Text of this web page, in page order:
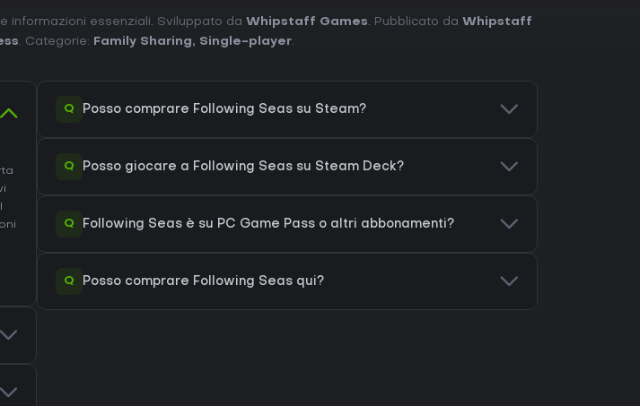
informazioni essenziali. Sviluppato da Whipstaff Games. Pubblicato da Whipstaff
. Categorie: Family Sharing, Single-player.
Q Posso comprare Following Seas su Steam?
Q Posso giocare a Following Seas su Steam Deck?
Q Following Seas è su PC Game Pass o altri abbonamenti?
Q Posso comprare Following Seas qui?